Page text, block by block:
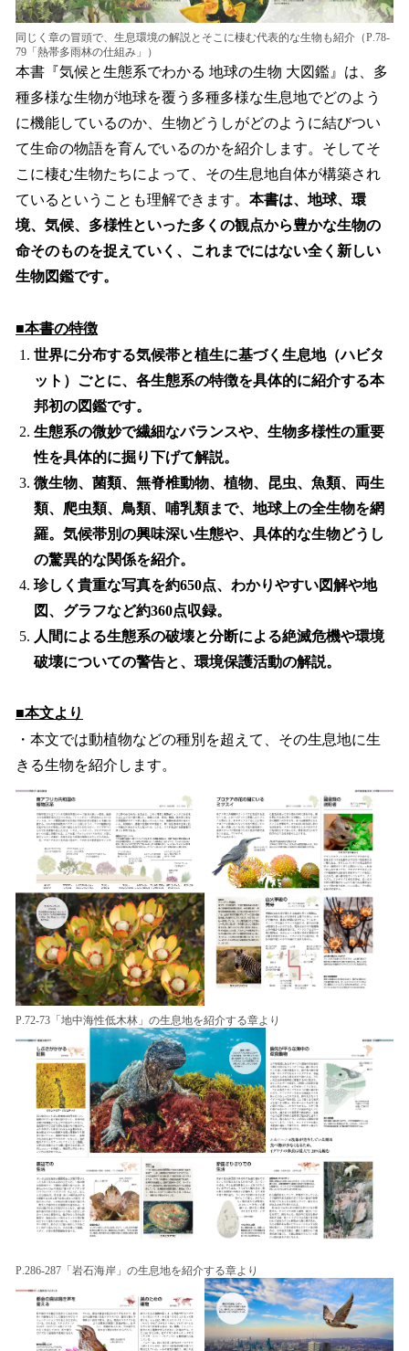
同じく章の冒頭で、生息環境の解説とそこに棲む代表的な生物も紹介（P.78-
79「熱帯多雨林の仕組み」）
本書『気候と生態系でわかる 地球の生物 大図鑑』は、多
種多様な生物が地球を覆う多種多様な生息地でどのよう
に機能しているのか、生物どうしがどのように結びつい
て生命の物語を育んでいるのかを紹介します。そしてそ
こに棲む生物たちによって、その生息地自体が構築され
ているということも理解できます。 本書は、地球、環
境、気候、多様性といった多くの観点から豊かな生物の
命そのものを捉えていく、これまでにはない全く新しい
生物図鑑です。
■本書の特徴
世界に分布する気候帯と植生に基づく生息地（ハビタ
ット）ごとに、各生態系の特徴を具体的に紹介する本
邦初の図鑑です。
生態系の微妙で繊細なバランスや、生物多様性の重要
性を具体的に掘り下げて解説。
微生物、菌類、無脊椎動物、植物、昆虫、魚類、両生
類、爬虫類、鳥類、哺乳類まで、地球上の全生物を網
羅。気候帯別の興味深い生態や、具体的な生物どうし
の驚異的な関係を紹介。
珍しく貴重な写真を約650点、わかりやすい図解や地
図、グラフなど約360点収録。
人間による生態系の破壊と分断による絶滅危機や環境
破壊についての警告と、環境保護活動の解説。
■本文より
・本文では動植物などの種別を超えて、その生息地に生
きる生物を紹介します。
P.72-73「地中海性低木林」の生息地を紹介する章より
P.286-287「岩石海岸」の生息地を紹介する章より